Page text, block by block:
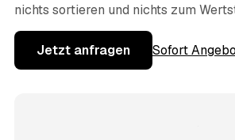
nichts sortieren und nichts zum
Jetzt anfragen Sofort